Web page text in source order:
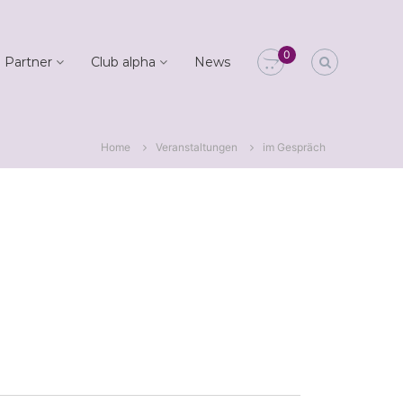
Partner Club alpha News 0
Home Veranstaltungen im Gespräch